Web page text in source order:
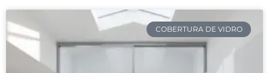
COBERTURA DE VIDRO